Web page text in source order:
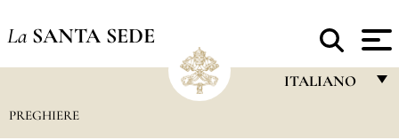
La SANTA SEDE
ITALIANO
PREGHIERE